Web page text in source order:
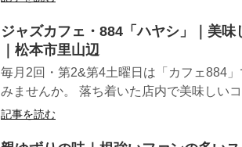
ジャズカフェ・884「ハヤシ」｜美
｜松本市里山辺
毎月2回・第2&第4土曜日は「カフェ884
みませんか。 落ち着いた店内で美味しい
記事を読む